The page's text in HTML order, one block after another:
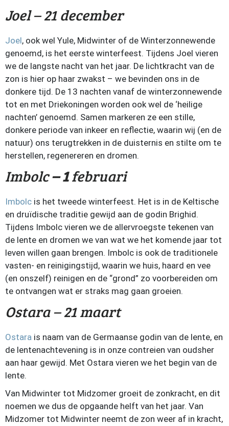
Joel – 21december
Joel, ook wel Yule, Midwinter of de Winterzonnewende
genoemd, is het eerste winterfeest. Tijdens Joel vieren
we de langste nacht van het jaar. De lichtkracht van de
zon is hier op haar zwakst – we bevinden ons in de
donkere tijd. De 13 nachten vanaf de winterzonnewende
tot en met Driekoningen worden ook wel de ‘heilige
nachten’ genoemd. Samen markeren ze een stille,
donkere periode van inkeer en reflectie, waarin wij (en de
natuur) ons terugtrekken in de duisternis en stilte om te
herstellen, regenereren en dromen.
Imbolc– 1februari
Imbolc is het tweede winterfeest. Het is in de Keltische
en druïdische traditie gewijd aan de godin Brighid.
Tijdens Imbolc vieren we de allervroegste tekenen van
de lente en dromen we van wat we het komende jaar tot
leven willen gaan brengen. Imbolc is ook de traditionele
vasten- en reinigingstijd, waarin we huis, haard en vee
(en onszelf) reinigen en de “grond” zo voorbereiden om
te ontvangen wat er straks mag gaan groeien.
Ostara – 21maart
Ostara is naam van de Germaanse godin van de lente, en
de lentenachtevening is in onze contreien van oudsher
aan haar gewijd. Met Ostara vieren we het begin van de
lente.
Van Midwinter tot Midzomer groeit de zonkracht, en dit
noemen we dus de opgaande helft van het jaar. Van
Midzomer tot Midwinter neemt de zon weer af in kracht,